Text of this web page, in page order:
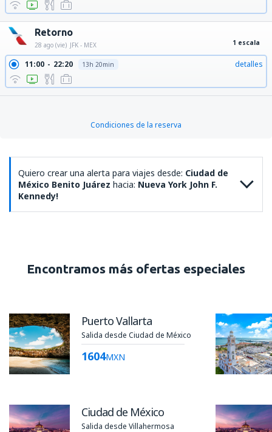
Retorno
28 ago (vie) JFK - MEX 1 escala
11:00 22:20 13h 20min detalles
Condiciones de la reserva
Quiero crear una alerta para viajes desde: Ciudad de
México Benito Juárez hacia: Nueva York John F.
Kennedy!
Encontramos más ofertas especiales
Puerto Vallarta
Salida desde Ciudad de México
1604MXN
Ciudad de México
Salida desde Villahermosa